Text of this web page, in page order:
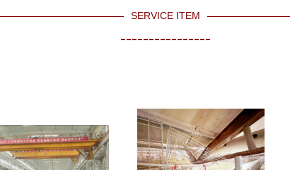
SERVICE ITEM
----------------